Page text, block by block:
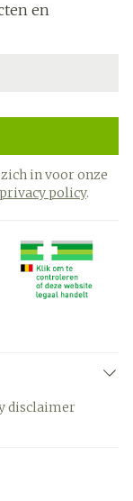
en
in voor onze
privacy policy.
disclaimer